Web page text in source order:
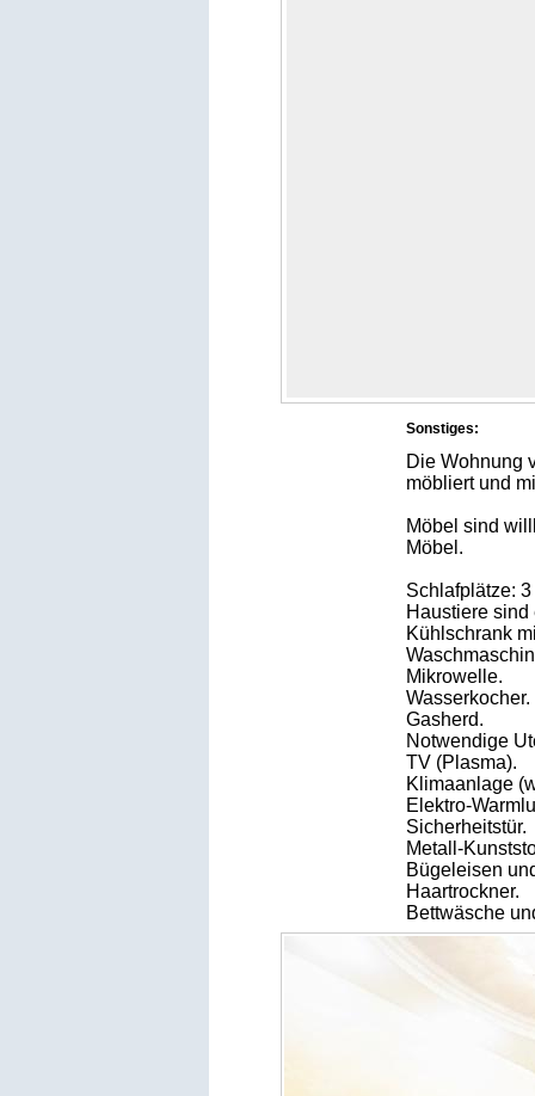
Sonstiges:
Die Wohnung
möbliert und
Möbel sind
Möbel.
Schlafplätze:
Haustiere sind
Kühlschrank
Mikrowelle.
Wasserkocher.
Gasherd.
Notwendige
TV (Plasma).
Klimaanlage
Elektro-
Sicherheitstür.
Metall-
Bügeleisen
Haartrockner.
Bettwäsche